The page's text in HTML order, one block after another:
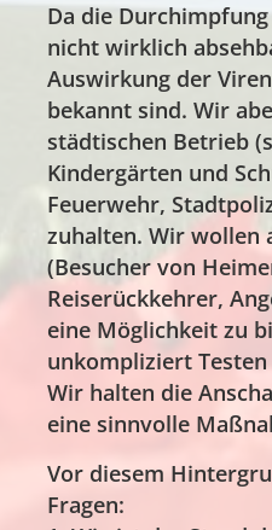
Da die
nicht wirklich
Auswirkung der
bekannt sind. Wir
städtischen Betrieb
Kindergärten und
Feuerwehr,
zuhalten. Wir wollen
(Besucher von
Reiserückkehrer,
eine Möglichkeit zu
unkompliziert Testen
Wir halten die
eine sinnvolle
Vor diesem
Fragen: